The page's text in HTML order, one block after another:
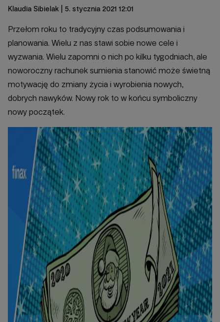
Klaudia Sibielak | 5. stycznia 2021 12:01
Przełom roku to tradycyjny czas podsumowania i
planowania. Wielu z nas stawi sobie nowe cele i
wyzwania. Wielu zapomni o nich po kilku tygodniach, ale
noworoczny rachunek sumienia stanowić może świetną
motywację do zmiany życia i wyrobienia nowych,
dobrych nawyków. Nowy rok to w końcu symboliczny
nowy początek.